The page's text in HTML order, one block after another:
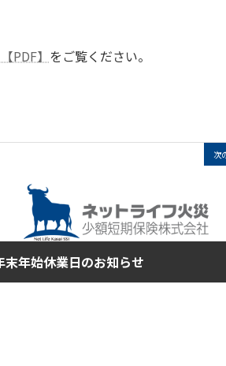
PDF】 をご覧ください。
次
末年始休業日のお知らせ